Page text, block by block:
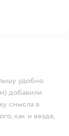
удобно
добавили
смысла в
как и везде,